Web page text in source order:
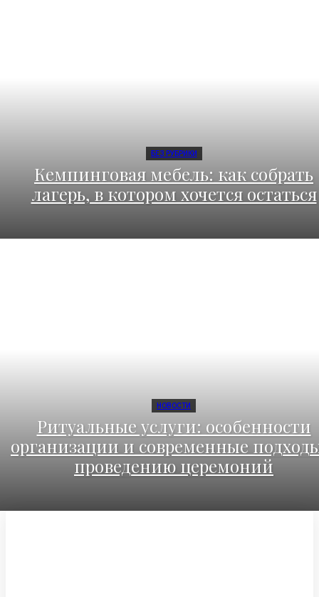
БЕЗ РУБРИКИ
Кемпинговая мебель: как собрать
лагерь, в котором хочется остаться
НОВОСТИ
Ритуальные услуги: особенности
организации и современные
проведению церемоний